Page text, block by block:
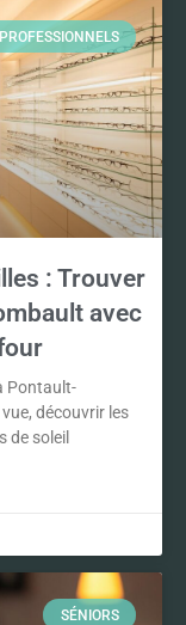
PROFESSIONNELS
: Trouver
avec
Pontault-
découvrir les
de soleil
SÉNIORS